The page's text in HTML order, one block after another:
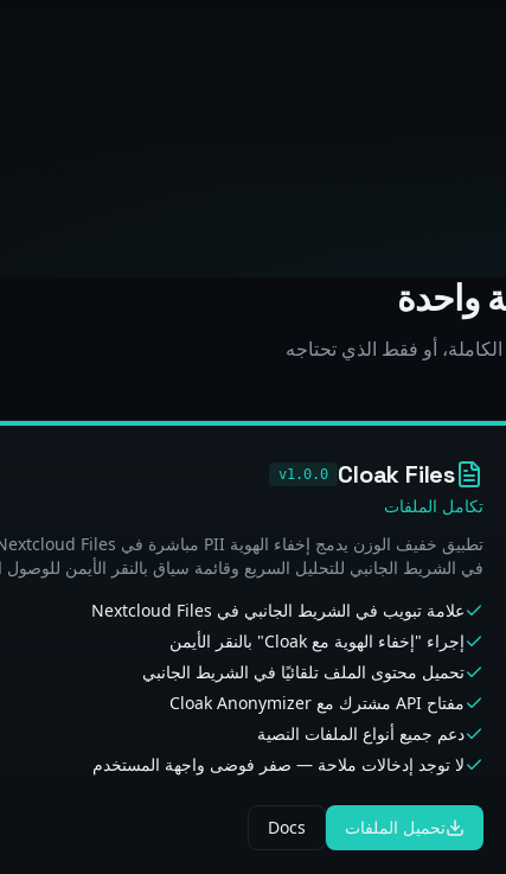
واحدة
أو فقط الذي تحتاجه
Cloak Files
v1.0.0
تكامل الملفات
في الشريط الجانبي للتحليل السريع وقائمة سياق بالنقر الأيمن للوصول
علامة تبويب في الشريط الجانبي في Nextcloud Files
إجراء "إخفاء الهوية مع Cloak" بالنقر الأيمن
تحميل محتوى الملف تلقائيًا في الشريط الجانبي
مفتاح API مشترك مع Cloak Anonymizer
دعم جميع أنواع الملفات النصية
لا توجد إدخالات ملاحة — صفر فوضى واجهة المستخدم
تحميل الملفات Docs